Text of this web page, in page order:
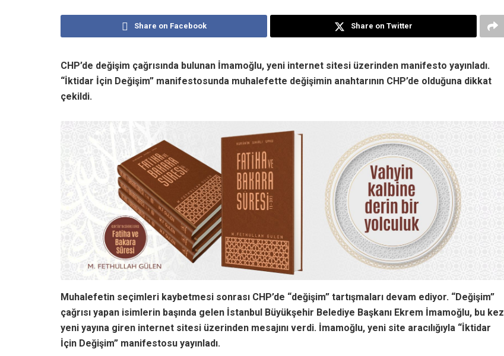
Share on Facebook Share on Twitter
CHP’de değişim çağrısında bulunan İmamoğlu, yeni internet sitesi üzerinden manifesto yayınladı.
“İktidar İçin Değişim” manifestosunda muhalefette değişimin anahtarının CHP’de olduğuna dikkat
çekildi.
Muhalefetin seçimleri kaybetmesi sonrası CHP’de “değişim” tartışmaları devam ediyor. “Değişim”
çağrısı yapan isimlerin başında gelen İstanbul Büyükşehir Belediye Başkanı Ekrem İmamoğlu, bu kez
yeni yayına giren internet sitesi üzerinden mesajını verdi. İmamoğlu, yeni site aracılığıyla “İktidar
İçin Değişim” manifestosu yayınladı.